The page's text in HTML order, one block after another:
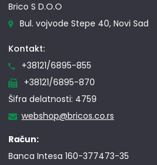
Brico S D.O.O
Bul. vojvode Stepe 40, Novi Sad
Kontakt:
+38121/6895-855
+38121/6895-870
Šifra delatnosti: 4759
webshop@bricos.co.rs
Račun:
Banca Intesa 160-377473-35